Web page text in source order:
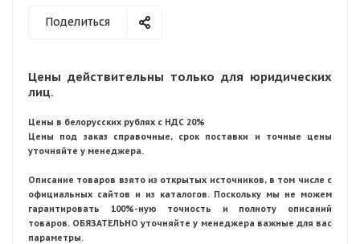
Поделиться
Цены действительны только для юридических
лиц.
Цены в белорусских рублях с НДС 20%
Цены под заказ справочные, срок поставки и точные цены
уточняйте у менеджера.
Описание товаров взято из открытых источников, в том числе с
официальных сайтов и из каталогов. Поскольку мы не можем
гарантировать 100%-ную точность и полноту описаний
товаров. ОБЯЗАТЕЛЬНО уточняйте у менеджера важные для вас
параметры.